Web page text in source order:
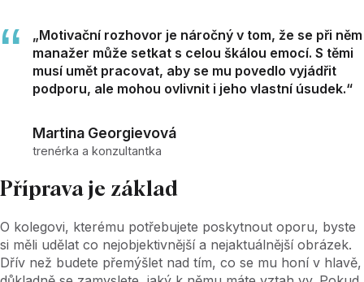
„Motivační rozhovor je náročný v tom, že se při něm
manažer může setkat s celou škálou emocí. S těmi
musí umět pracovat, aby se mu povedlo vyjádřit
podporu, ale mohou ovlivnit i jeho vlastní úsudek.“
Martina Georgievová
trenérka a konzultantka
Příprava je základ
O kolegovi, kterému potřebujete poskytnout oporu, byste
si měli udělat co nejobjektivnější a nejaktuálnější obrázek.
Dřív než budete přemýšlet nad tím, co se mu honí v hlavě,